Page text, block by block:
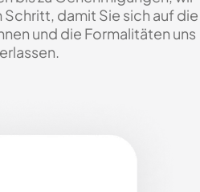
damit Sie sich auf die
und die Formalitäten uns